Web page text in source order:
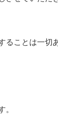
ことは一切
。